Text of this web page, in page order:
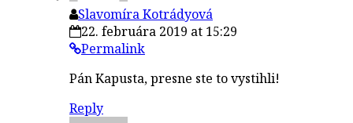
Slavomíra Kotrádyová
22. februára 2019 at 15:29
Permalink
Pán Kapusta, presne ste to vystihli!
Reply